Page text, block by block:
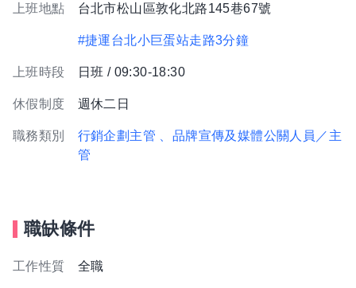
上班地點 台北市松山區敦化北路145巷67號
#捷運台北小巨蛋站走路3分鐘
上班時段 日班 / 09:30-18:30
休假制度 週休二日
職務類別 行銷企劃主管
、品牌宣傳及媒體公關人員／主
管
職缺條件
工作性質 全職